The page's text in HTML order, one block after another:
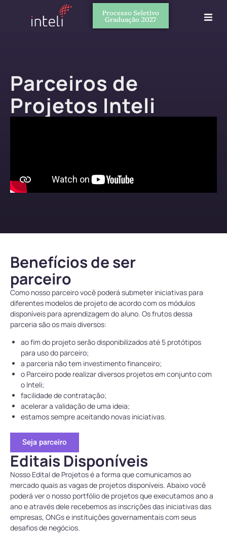
Processo Seletivo
Graduação 2027
Parceiros de
Projetos Inteli
Benefícios de ser
parceiro
Como nosso parceiro você poderá submeter iniciativas para
diferentes modelos de projeto de acordo com os módulos
disponíveis para aprendizagem do aluno. Os frutos dessa
parceria são os mais diversos:
ao fim do projeto serão disponibilizados até 5 protótipos
para uso do parceiro;
a parceria não tem investimento financeiro;
o Parceiro pode realizar diversos projetos em conjunto com
o Inteli;
facilidade de contratação;
acelerar a validação de uma ideia;
estamos sempre aceitando novas iniciativas.
Seja parceiro
Editais Disponíveis
Nosso Edital de Projetos é a forma que comunicamos ao
mercado quais as vagas de projetos disponíveis. Abaixo você
poderá ver o nosso portfólio de projetos que executamos ano a
ano e através dele recebemos as inscrições das iniciativas das
empresas, ONGs e instituições governamentais com seus
desafios de negócios.